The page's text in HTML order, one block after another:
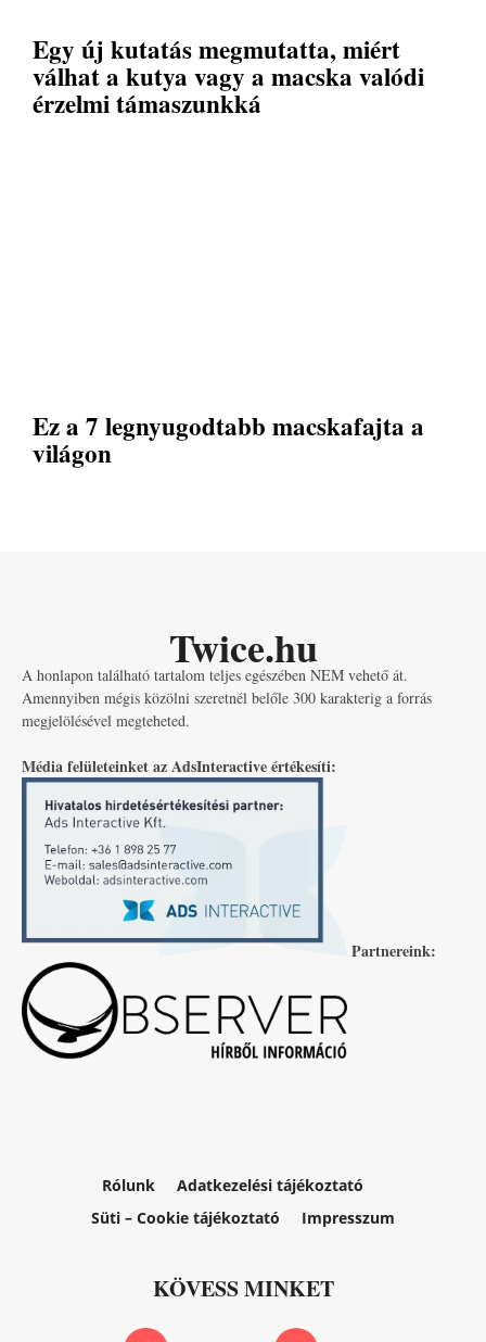
Egy új kutatás megmutatta, miért
válhat a kutya vagy a macska valódi
érzelmi támaszunkká
Ez a 7 legnyugodtabb macskafajta a
világon
Twice.hu
A honlapon található tartalom teljes egészében NEM vehető át.
Amennyiben mégis közölni szeretnél belőle 300 karakterig a forrás
megjelölésével megteheted.
Média felületeinket az AdsInteractive értékesíti:
Partnereink:
Rólunk
Adatkezelési tájékoztató
Süti – Cookie tájékoztató
Impresszum
KÖVESS MINKET